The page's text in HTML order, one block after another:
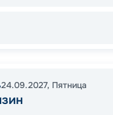
24.09.2027, Пятница